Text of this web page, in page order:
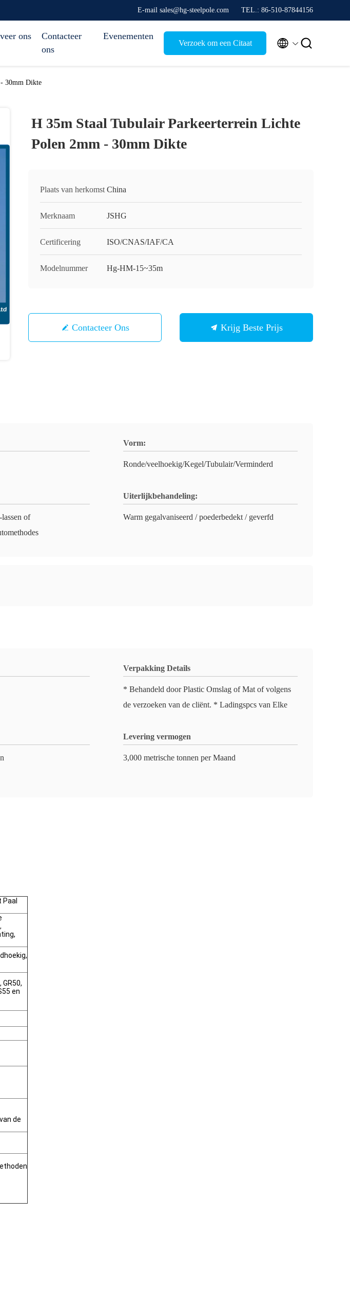
E-mail sales@hg-steelpole.com TEL.: 86-510-87844156
ons
Contacteer
ons
Evenementen
Verzoek om een Citaat  
30mm Dikte
H 35m Staal Tubulair Parkeerterrein Lichte
Polen 2mm - 30mm Dikte
Plaats van herkomst China
Merknaam JSHG
Certificering ISO/CNAS/IAF/CA
Modelnummer Hg-HM-15~35m
Contacteer Ons Krijg Beste Prijs
Vorm:
Ronde/veelhoekig/Kegel/Tubulair/Verminderd
of
Uiterlijkbehandeling:
Warm gegalvaniseerd / poederbedekt / geverfd
Verpakking Details
* Behandeld door Plastic Omslag of Mat of volgens
de verzoeken van de cliënt. * Ladingspcs van Elke
Levering vermogen
3,000 metrische tonnen per Maand
en
de